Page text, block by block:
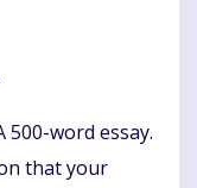
500-word essay.
that your